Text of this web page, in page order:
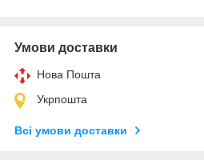
Умови доставки
Нова Пошта
Укрпошта
Всі умови доставки